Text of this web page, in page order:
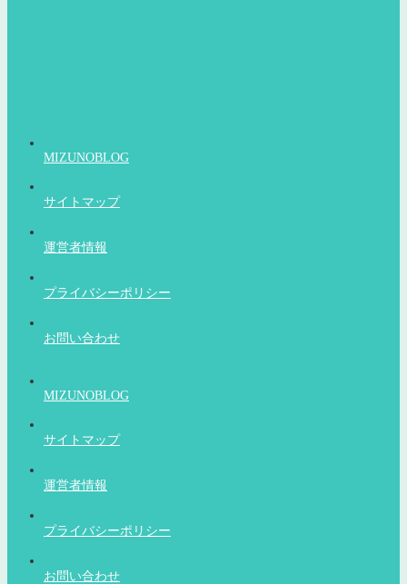
MIZUNOBLOG
サイトマップ
運営者情報
プライバシーポリシー
お問い合わせ
MIZUNOBLOG
サイトマップ
運営者情報
プライバシーポリシー
お問い合わせ